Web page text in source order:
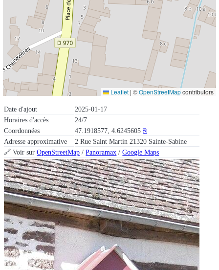
Date d'ajout
2025-01-17
Horaires d'accès
24/7
Coordonnées
47.1918577, 4.6245605 ⎘
Adresse approximative
2 Rue Saint Martin 21320 Sainte-Sabine
🔗 Voir surOpenStreetMap /Panoramax /Google Maps
Leaflet | ©OpenStreetMapcontributors